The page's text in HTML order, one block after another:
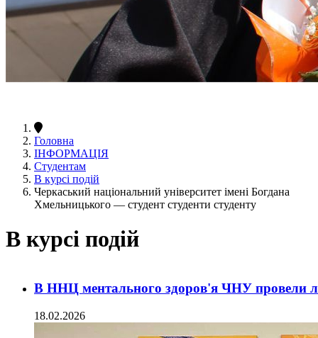
Головна
ІНФОРМАЦІЯ
Студентам
В курсі подій
Черкаський національний університет імені Богдана
Хмельницького — студент студенти студенту
В курсі подій
В ННЦ ментального здоров'я ЧНУ провели
18.02.2026